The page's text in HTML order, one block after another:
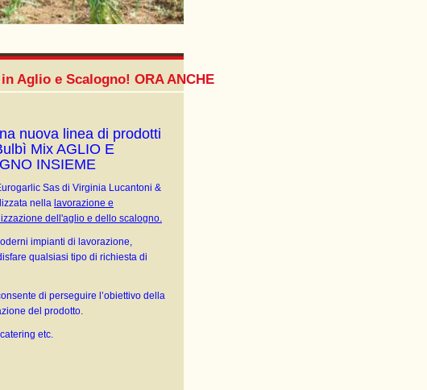
e Scalogno! ORA ANCHE CON IL NUOVO MARCHIO Bulbì
nuova linea di prodotti
Mix AGLIO E
INSIEME
Sas di Virginia Lucantoni &
nella lavorazione e
dell'aglio e dello scalogno.
impianti di lavorazione,
qualsiasi tipo di richiesta di
di perseguire l’obiettivo della
del prodotto.
etc.